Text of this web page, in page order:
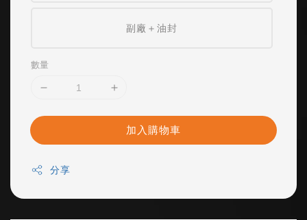
副廠＋油封
數量
加入購物車
分享